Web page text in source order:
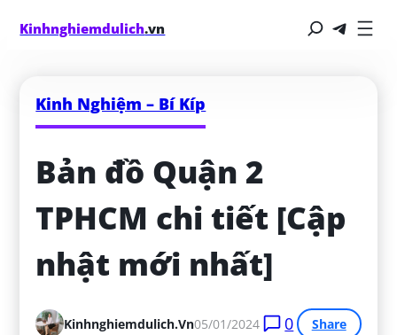
Kinhnghiemdulich.vn
Kinh Nghiệm – Bí Kíp
Bản đồ Quận 2
TPHCM chi tiết [Cập
nhật mới nhất]
Kinhnghiemdulich.vn05/01/2024 0 Share